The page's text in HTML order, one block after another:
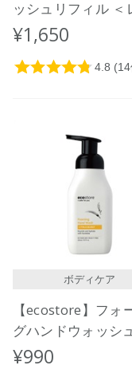
ッシュリフィル ＜
ングラス＆ライム
＞850mL
¥1,650
ボディケア
【ecostore】フォ
グハンドウォッシ
プ ＜シトラスバー
¥990